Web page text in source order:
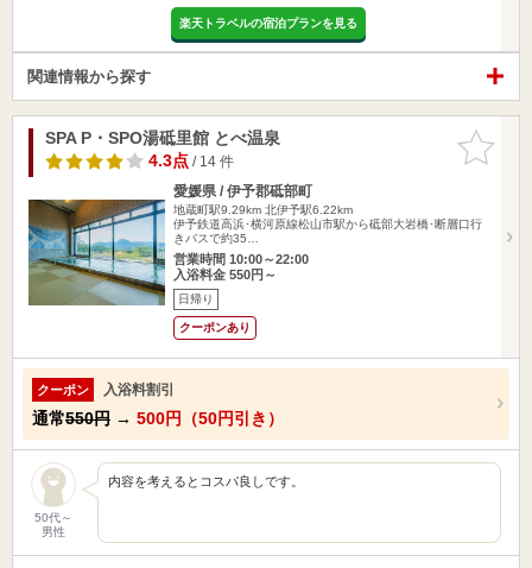
楽天トラベルの宿泊プランを見る
関連情報から探す
お気に入
りに追加
SPA P・SPO湯砥里館 とべ温泉
4.3点/ 14 件
愛媛県 / 伊予郡砥部町
地蔵町駅9.29km 北伊予駅6.22km
伊予鉄道高浜･横河原線松山市駅から砥部大岩橋･断層口行
きバスで約35…
営業時間 10:00～22:00
入浴料金 550円～
日帰り
クーポンあり
クーポン 入浴料割引
通常550円 → 500円（50円引き）
50代～
男性
内容を考えるとコスパ良しです。